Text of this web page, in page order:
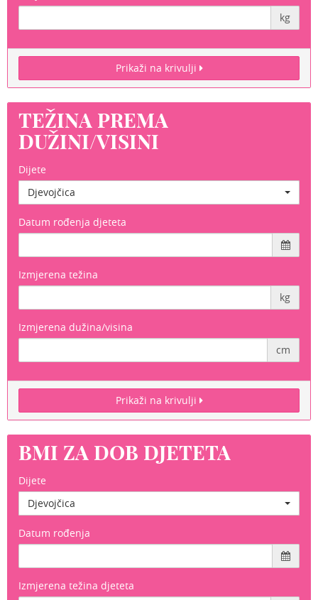
kg
Prikaži na krivulji
TEŽINA PREMA
DUŽINI/VISINI
Dijete
Djevojčica
Datum rođenja djeteta
Izmjerena težina
kg
Izmjerena dužina/visina
cm
Prikaži na krivulji
BMI ZA DOB DJETETA
Dijete
Djevojčica
Datum rođenja
Izmjerena težina djeteta